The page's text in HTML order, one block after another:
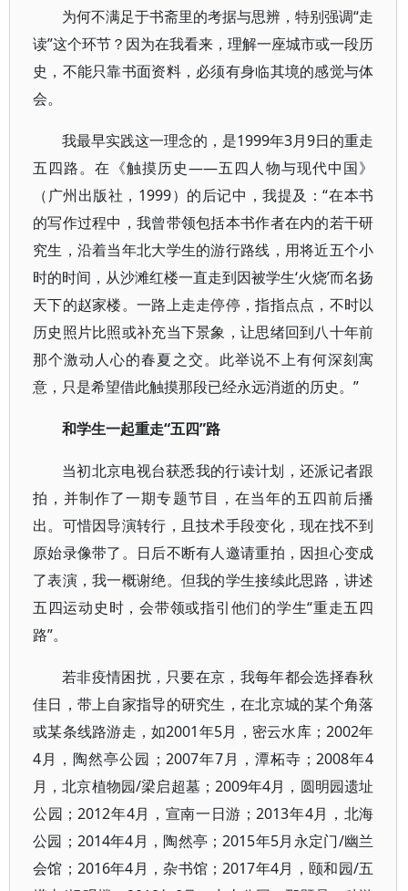
为何不满足于书斋里的考据与思辨，特别强调“走
读”这个环节？因为在我看来，理解一座城市或一段历
史，不能只靠书面资料，必须有身临其境的感觉与体
会。
我最早实践这一理念的，是1999年3月9日的重走
五四路。在《触摸历史——五四人物与现代中国》
（广州出版社，1999）的后记中，我提及：“在本书
的写作过程中，我曾带领包括本书作者在内的若干研
究生，沿着当年北大学生的游行路线，用将近五个小
时的时间，从沙滩红楼一直走到因被学生‘火烧’而名扬
天下的赵家楼。一路上走走停停，指指点点，不时以
历史照片比照或补充当下景象，让思绪回到八十年前
那个激动人心的春夏之交。此举说不上有何深刻寓
意，只是希望借此触摸那段已经永远消逝的历史。”
和学生一起重走“五四”路
当初北京电视台获悉我的行读计划，还派记者跟
拍，并制作了一期专题节目，在当年的五四前后播
出。可惜因导演转行，且技术手段变化，现在找不到
原始录像带了。日后不断有人邀请重拍，因担心变成
了表演，我一概谢绝。但我的学生接续此思路，讲述
五四运动史时，会带领或指引他们的学生“重走五四
路”。
若非疫情困扰，只要在京，我每年都会选择春秋
佳日，带上自家指导的研究生，在北京城的某个角落
或某条线路游走，如2001年5月，密云水库；2002年
4月，陶然亭公园；2007年7月，潭柘寺；2008年4
月，北京植物园/梁启超墓；2009年4月，圆明园遗址
公园；2012年4月，宣南一日游；2013年4月，北海
公园；2014年4月，陶然亭；2015年5月永定门/幽兰
会馆；2016年4月，杂书馆；2017年4月，颐和园/五